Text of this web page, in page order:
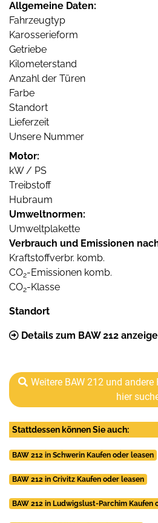
Allgemeine Daten:
Fahrzeugtyp
Karosserieform
Getriebe
Kilometerstand
Anzahl der Türen
Farbe
Standort
Lieferzeit
Unsere Nummer
Motor:
kW / PS
Treibstoff
Hubraum
Umweltnormen:
Umweltplakette
Verbrauch und Emissionen
Kraftstoffverbr. komb.
CO2-Emissionen komb.
CO2-Klasse
Standort
Details zum BAW 212
Weitere BAW 212 und
hier
Stattdessen können Sie auch:
BAW 212 in Schwerin Kaufen oder leasen
BAW 212 in Crivitz Kaufen oder leasen
BAW 212 in Ludwigslust-Parchim Kaufen